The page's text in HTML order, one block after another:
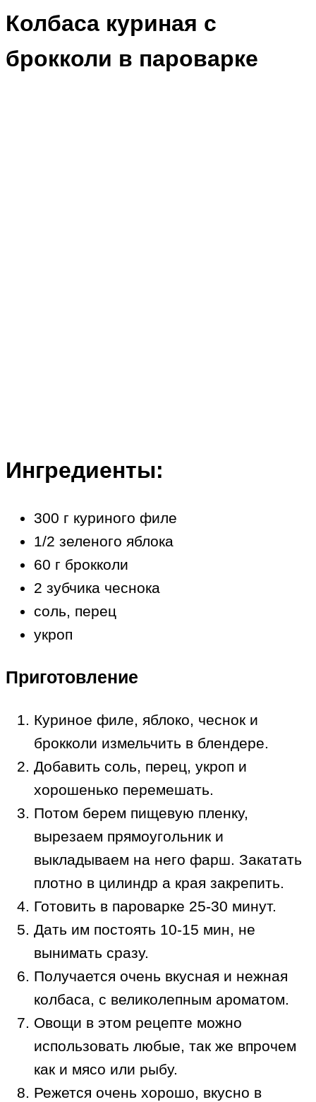
Колбаса куриная с
брокколи в пароварке
Ингредиенты:
300 г куриного филе
1/2 зеленого яблока
60 г брокколи
2 зубчика чеснока
соль, перец
укроп
Приготовление
Куриное филе, яблоко, чеснок и
брокколи измельчить в блендере.
Добавить соль, перец, укроп и
хорошенько перемешать.
Потом берем пищевую пленку,
вырезаем прямоугольник и
выкладываем на него фарш. Закатать
плотно в цилиндр а края закрепить.
Готовить в пароварке 25-30 минут.
Дать им постоять 10-15 мин, не
вынимать сразу.
Получается очень вкусная и нежная
колбаса, с великолепным ароматом.
Овощи в этом рецепте можно
использовать любые, так же впрочем
как и мясо или рыбу.
Режется очень хорошо, вкусно в